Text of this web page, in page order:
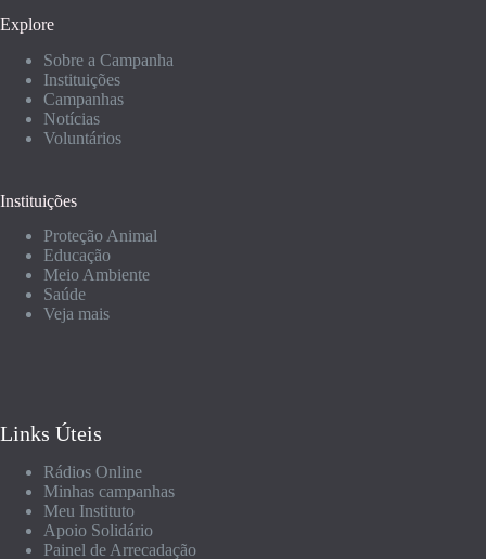
Explore
Sobre a Campanha
Instituições
Campanhas
Notícias
Voluntários
Instituições
Proteção Animal
Educação
Meio Ambiente
Saúde
Veja mais
Links Úteis
Rádios Online
Minhas campanhas
Meu Instituto
Apoio Solidário
Painel de Arrecadação